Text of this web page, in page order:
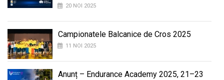
20 NOI 2025
Campionatele Balcanice de Cros 2025
11 NOI 2025
Anunț – Endurance Academy 2025, 21–23